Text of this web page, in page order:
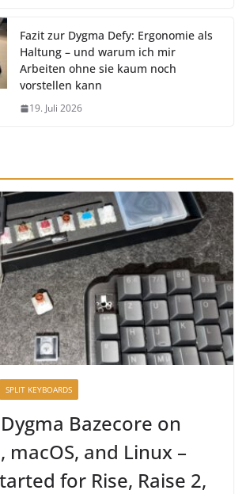
Fazit zur Dygma Defy: Ergonomie als
Haltung – und warum ich mir
Arbeiten ohne sie kaum noch
vorstellen kann
19. Juli 2026
SPLIT KEYBOARDS
Bazecore on
macOS, and Linux –
for Rise, Raise 2,